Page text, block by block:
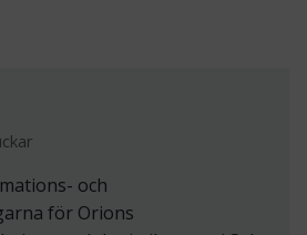
och
för Orions